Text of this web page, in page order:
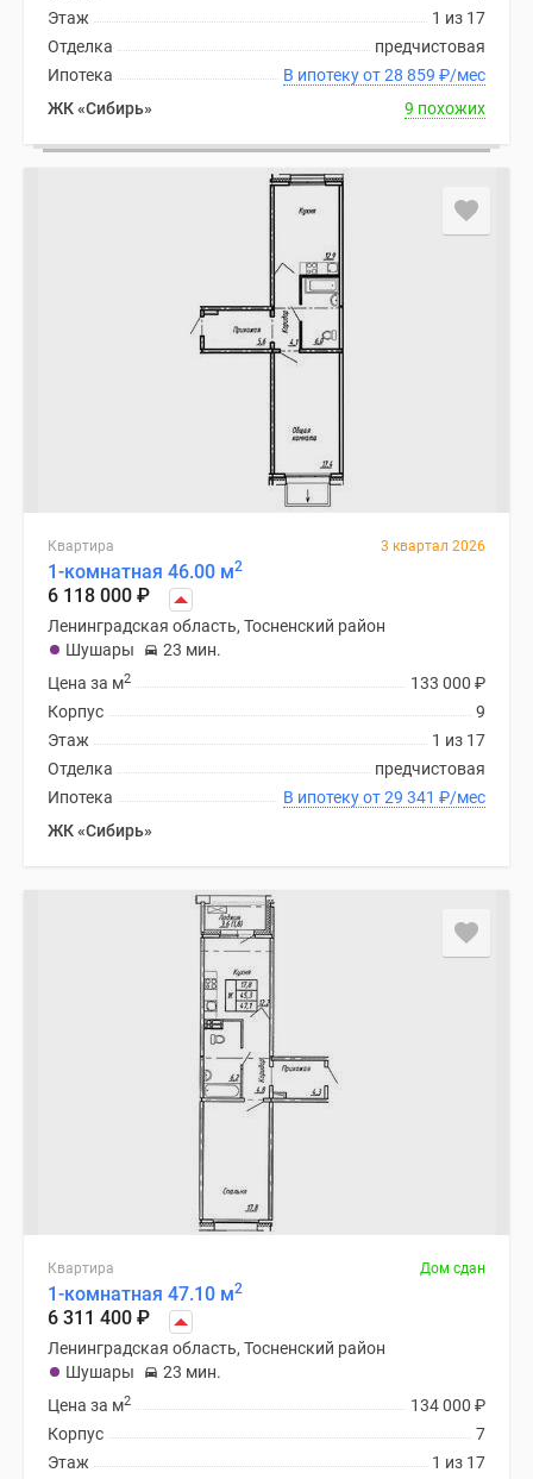
1 из 17
Этаж
предчистовая
Отделка
В ипотеку от 28 859 ₽/мес
Ипотека
ЖК «Сибирь»
9 похожих
Квартира 3 квартал 2026
1-комнатная 46.00 м2
6 118 000 ₽
Ленинградская область, Тосненский район
Шушары
23 мин.
133 000 ₽
Цена за м2
9
Корпус
1 из 17
Этаж
предчистовая
Отделка
В ипотеку от 29 341 ₽/мес
Ипотека
ЖК «Сибирь»
Квартира Дом сдан
1-комнатная 47.10 м2
6 311 400 ₽
Ленинградская область, Тосненский район
Шушары
23 мин.
134 000 ₽
Цена за м2
7
Корпус
1 из 17
Этаж